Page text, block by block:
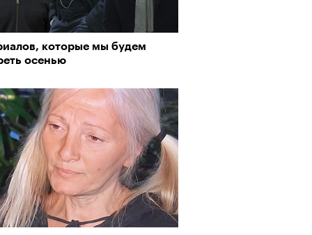
которые мы будем
осенью